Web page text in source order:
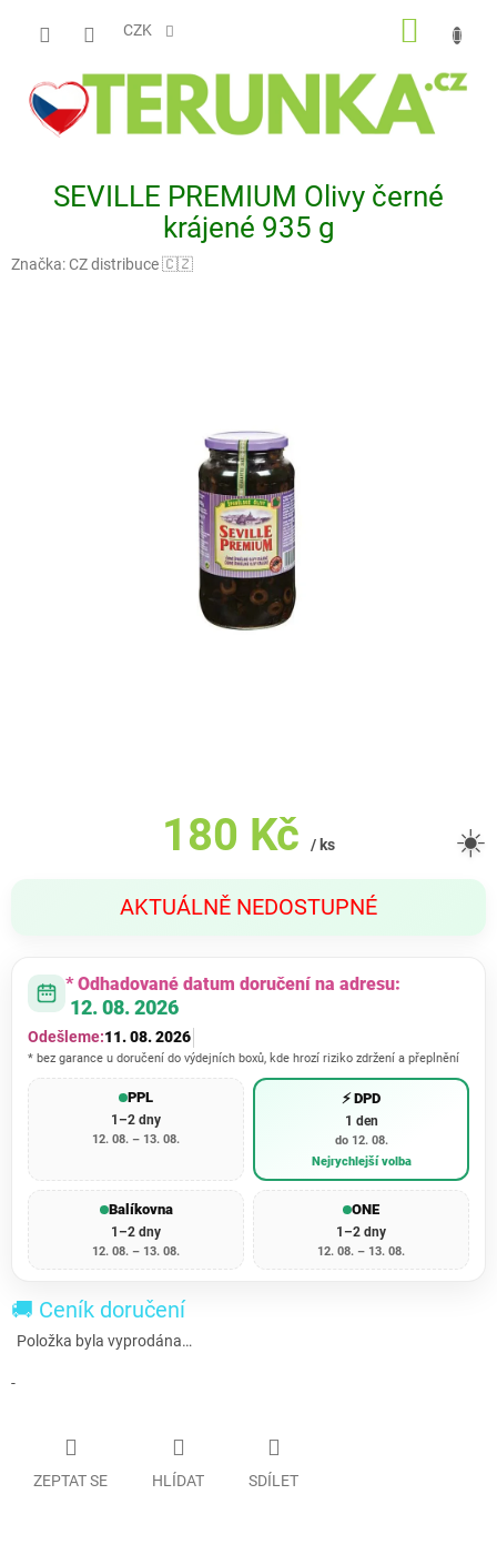
CZK
SEVILLE PREMIUM Olivy černé
krájené 935 g
Značka:CZ distribuce 🇨🇿
180 Kč / ks
cena:
AKTUÁLNĚ NEDOSTUPNÉ
☀️
* Odhadované datum doručení na adresu:
12. 08. 2026
Odešleme:11. 08. 2026
* bez garance u doručení do výdejních boxů, kde hrozí riziko zdržení a přeplnění
PPL
1–2 dny
12. 08. – 13. 08.
⚡ DPD
1 den
do 12. 08.
Nejrychlejší volba
Balíkovna
1–2 dny
12. 08. – 13. 08.
ONE
1–2 dny
12. 08. – 13. 08.
🚚 Ceník doručení
Položka byla vyprodána…
-
ZEPTAT SE HLÍDAT SDÍLET